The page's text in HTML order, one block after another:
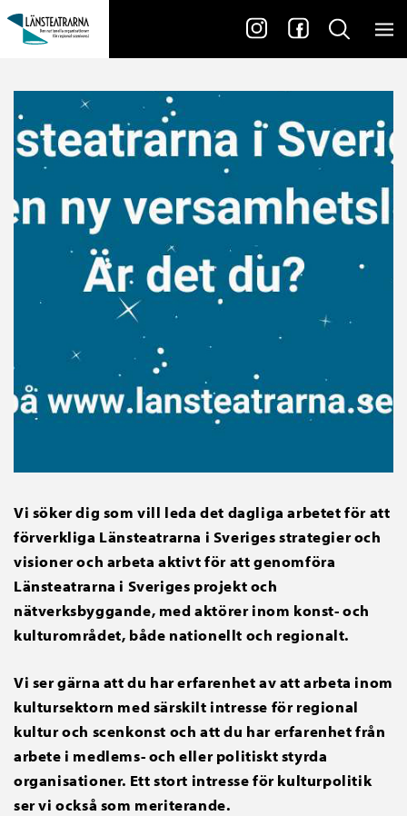
Vi söker dig som vill leda det dagliga arbetet för att
förverkliga Länsteatrarna i Sveriges strategier och
visioner och arbeta aktivt för att genomföra
Länsteatrarna i Sveriges projekt och
nätverksbyggande, med aktörer inom konst- och
kulturområdet, både nationellt och regionalt.
Vi ser gärna att du har erfarenhet av att arbeta inom
kultursektorn med särskilt intresse för regional
kultur och scenkonst och att du har erfarenhet från
arbete i medlems- och eller politiskt styrda
organisationer. Ett stort intresse för kulturpolitik
ser vi också som meriterande.